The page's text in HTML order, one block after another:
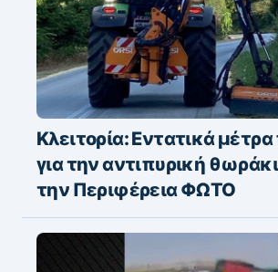
Κλειτορία: Εντατικά
για την αντιπυρική
την Περιφέρεια ΦΩΤΟ